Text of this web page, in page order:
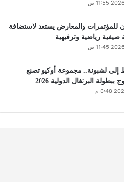
للمؤتمرات والمعارض يستعد لاستضافة
صيفية رياضية وترفيهية
لشبونة.. مجموعة أوكيو تصنع
ببطولة البرتغال الدولية 2026